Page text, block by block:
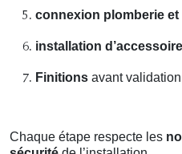
connexion plomberie et
installation
Finitions avant
Chaque étape respecte les